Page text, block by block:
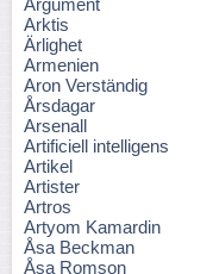
Argument
Arktis
Ärlighet
Armenien
Aron Verständig
Årsdagar
Arsenall
Artificiell intelligens
Artikel
Artister
Artros
Artyom Kamardin
Åsa Beckman
Åsa Romson